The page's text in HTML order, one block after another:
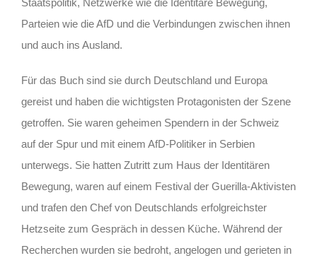
Parteien wie die AfD und die Verbindungen zwischen ihnen
und auch ins Ausland.
Für das Buch sind sie durch Deutschland und Europa
gereist und haben die wichtigsten Protagonisten der Szene
getroffen. Sie waren geheimen Spendern in der Schweiz
auf der Spur und mit einem AfD-Politiker in Serbien
unterwegs. Sie hatten Zutritt zum Haus der Identitären
Bewegung, waren auf einem Festival der Guerilla-Aktivisten
und trafen den Chef von Deutschlands erfolgreichster
Hetzseite zum Gespräch in dessen Küche. Während der
Recherchen wurden sie bedroht, angelogen und gerieten in